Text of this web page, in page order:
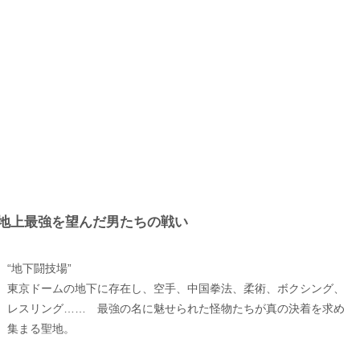
上最強を望んだ男たちの戦い
“地下闘技場”
東京ドームの地下に存在し、空手、中国拳法、柔術、ボクシング、
レスリング…… 最強の名に魅せられた怪物たちが真の決着を求め
集まる聖地。